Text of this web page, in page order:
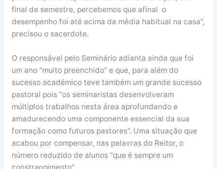
final de semestre, percebemos que afinal o
desempenho foi até acima da média habitual na casa”,
precisou o sacerdote.
O responsável pelo Seminário adianta ainda que foi
um ano “muito preenchido” e que, para além do
sucesso académico teve também um grande sucesso
pastoral pois “os seminaristas desenvolveram
múltiplos trabalhos nesta área aprofundando e
amadurecendo uma componente essencial da sua
formação como futuros pastores”. Uma situação que
acabou por compensar, nas palavras do Reitor, o
número reduzido de alunos “que é sempre um